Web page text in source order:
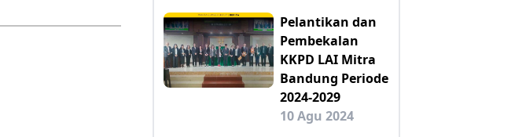
Pelantikan dan
Pembekalan
KKPD LAI Mitra
Bandung Periode
2024-2029
10 Agu 2024